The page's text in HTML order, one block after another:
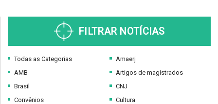
FILTRAR NOTÍCIAS
Todas as Categorias
AMB
Brasil
Convênios
Amaerj
Artigos de magistrados
CNJ
Cultura